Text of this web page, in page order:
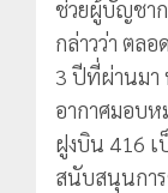
ช่วยผู้บัญชาก
กล่าวว่า ตลอ
3 ปีที่ผ่านมา
อากาศมอบห
ฝูงบิน 416
สนับสนุนกา